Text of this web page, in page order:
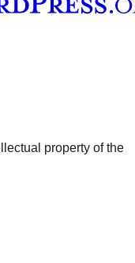
property of the